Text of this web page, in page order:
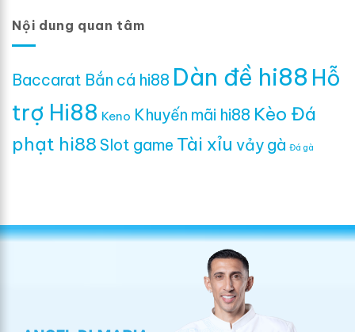
Nội dung quan tâm
Baccarat Bắn cá hi88 Dàn đề hi88 Hỗ
trợ Hi88 Keno Khuyến mãi hi88 Kèo Đá
phạt hi88 Slot game Tài xỉu vảy gà Đá gà